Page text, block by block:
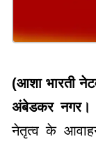
(आशा भारती
अंबेडकर नगर।
नेतृत्व के